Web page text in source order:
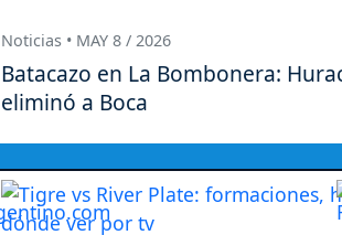
Noticias • MAY 8 / 2026
Batacazo en La Bombonera:
eliminó a Boca